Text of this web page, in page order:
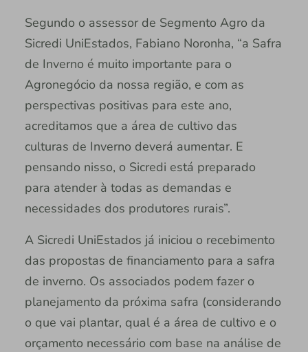
Segundo o assessor de Segmento Agro da
Sicredi UniEstados, Fabiano Noronha, “a Safra
de Inverno é muito importante para o
Agronegócio da nossa região, e com as
perspectivas positivas para este ano,
acreditamos que a área de cultivo das
culturas de Inverno deverá aumentar. E
pensando nisso, o Sicredi está preparado
para atender à todas as demandas e
necessidades dos produtores rurais”.
A Sicredi UniEstados já iniciou o recebimento
das propostas de financiamento para a safra
de inverno. Os associados podem fazer o
planejamento da próxima safra (considerando
o que vai plantar, qual é a área de cultivo e o
orçamento necessário com base na análise de